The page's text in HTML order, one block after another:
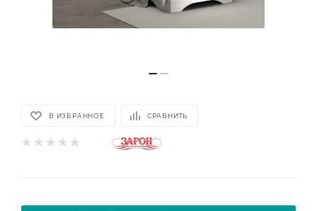
В ИЗБРАННОЕ СРАВНИТЬ